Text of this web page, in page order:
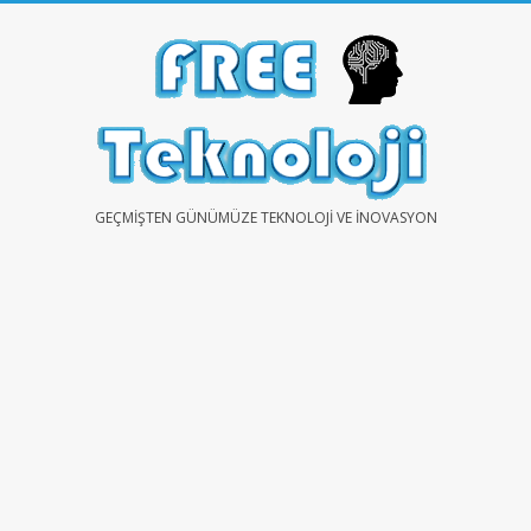
FREEGEÇMIŞTEN GÜNÜMÜZE TEKNOLOJI VE İNOVASYON